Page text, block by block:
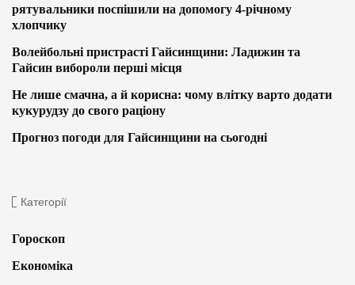
рятувальники поспішили на допомогу 4-річному
хлопчику
Волейбольні пристрасті Гайсинщини: Ладижин та
Гайсин вибороли перші місця
Не лише смачна, а й корисна: чому влітку варто додати
кукурудзу до свого раціону
Прогноз погоди для Гайсинщини на сьогодні
Категорії
Гороскоп
Економіка